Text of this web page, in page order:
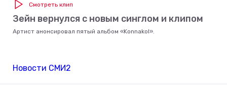
Смотреть клип
Зейн вернулся с новым синглом и клипом
Артист анонсировал пятый альбом «Konnakol».
Новости СМИ2